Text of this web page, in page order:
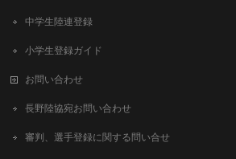
中学生陸連登録
小学生登録ガイド
お問い合わせ
長野陸協宛お問い合わせ
審判、選手登録に関する問い合せ